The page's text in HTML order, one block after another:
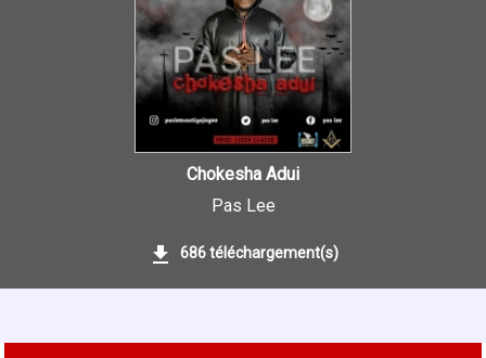
Chokesha Adui
Pas Lee
686 téléchargement(s)